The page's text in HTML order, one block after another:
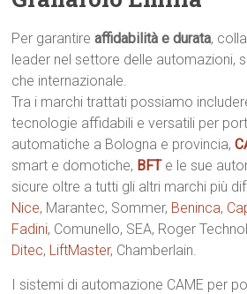
Per garantireaffidabilità e durata,
leader nel settore delle automazioni,
che internazionale.
Tra i marchi trattati possiamo
tecnologie affidabili e versatili per
automatiche a Bologna e provincia,
smart e domotiche, BFT e le sue
sicure oltre a tutti gli altri marchi più
Nice, Marantec, Sommer, Beninca,
Fadini, Comunello, SEA, Roger
Ditec, LiftMaster, Chamberlain.
I sistemi di automazione CAME per